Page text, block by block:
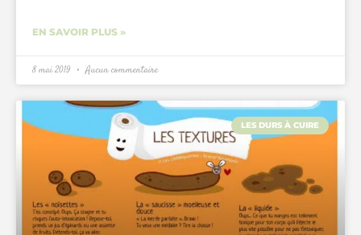
EN SAVOIR PLUS »
8 mai 2019 Aucun commentaire
LES DURS À CUIRE